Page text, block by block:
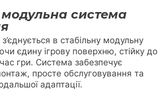
система
в стабільну модульну
єдину ігрову поверхню, стійку до
гри. Система забезпечує
просте обслуговування та
адаптації.